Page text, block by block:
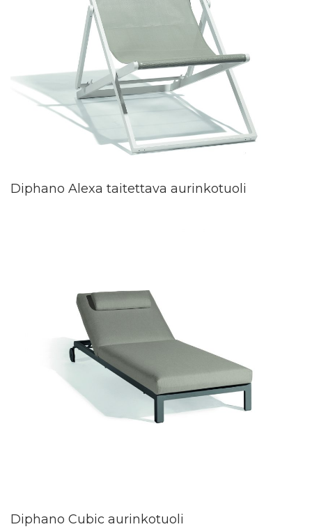
Diphano Alexa taitettava aurinkotuoli
Diphano Cubic aurinkotuoli